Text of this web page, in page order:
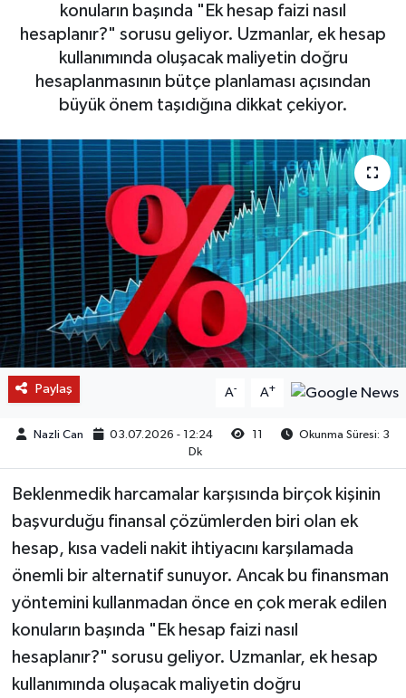
konuların başında "Ek hesap faizi nasıl
hesaplanır?" sorusu geliyor. Uzmanlar, ek hesap
kullanımında oluşacak maliyetin doğru
hesaplanmasının bütçe planlaması açısından
büyük önem taşıdığına dikkat çekiyor.
Paylaş A- A+
Nazli Can 03.07.2026 - 12:24 11
Okunma Süresi: 3
Dk
Beklenmedik harcamalar karşısında birçok kişinin
başvurduğu finansal çözümlerden biri olan ek
hesap, kısa vadeli nakit ihtiyacını karşılamada
önemli bir alternatif sunuyor. Ancak bu finansman
yöntemini kullanmadan önce en çok merak edilen
konuların başında "Ek hesap faizi nasıl
hesaplanır?" sorusu geliyor. Uzmanlar, ek hesap
kullanımında oluşacak maliyetin doğru